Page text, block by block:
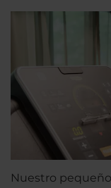
Nuestro